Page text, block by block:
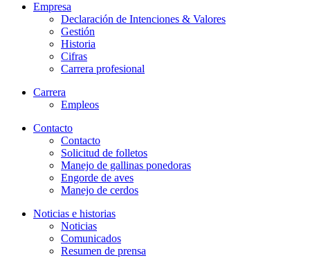
Empresa
Declaración de Intenciones & Valores
Gestión
Historia
Cifras
Carrera profesional
Carrera
Empleos
Contacto
Contacto
Solicitud de folletos
Manejo de gallinas ponedoras
Engorde de aves
Manejo de cerdos
Noticias e historias
Noticias
Comunicados
Resumen de prensa